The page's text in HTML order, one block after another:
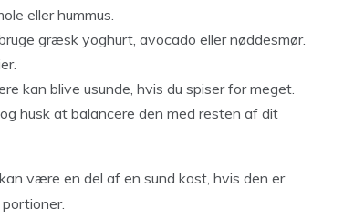
eller hummus.
græsk yoghurt, avocado eller nøddesmør.
kan blive usunde, hvis du spiser for meget.
husk at balancere den med resten af dit
være en del af en sund kost, hvis den er